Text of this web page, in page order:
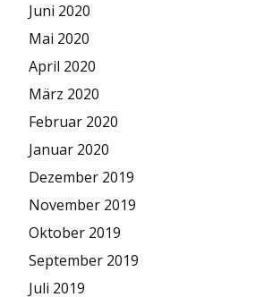
Juni 2020
Mai 2020
April 2020
März 2020
Februar 2020
Januar 2020
Dezember 2019
November 2019
Oktober 2019
September 2019
Juli 2019